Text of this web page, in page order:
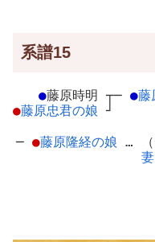
系譜15
●藤原時明 ┬
●藤原忠君の娘 ┘
─ ●藤
─ ●藤原隆経の娘 … （
妻